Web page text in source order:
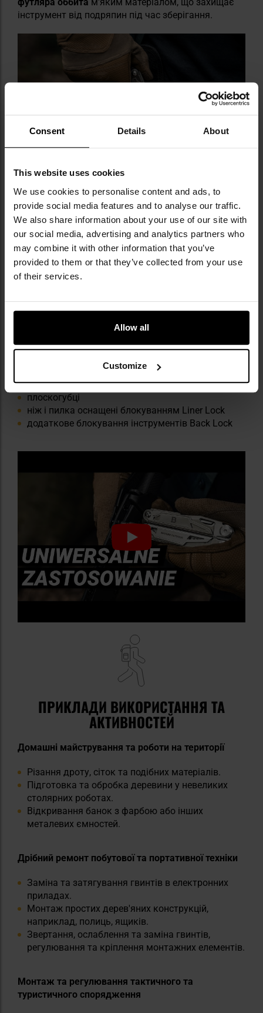
Consent Details About
This website uses cookies
We use cookies to personalise content and ads, to
provide social media features and to analyse our traffic.
We also share information about your use of our site with
our social media, advertising and analytics partners who
may combine it with other information that you’ve
provided to them or that they’ve collected from your use
of their services.
Allow all
Customize
інструмент від подряпин під час зберігання.
КЛЮЧОВІ ХАРАКТЕРИСТИКИ
каркас із нержавіючої сталі 420
лезо із нержавіючої сталі 7Cr17
нейлонова кобура
невелика вага
плоскогубці
ніж і пилка оснащені блокуванням Liner Lock
додаткове блокування інструментів Back Lock
ПРИКЛАДИ ВИКОРИСТАННЯ ТА
АКТИВНОСТЕЙ
Домашні майстрування та роботи на території
Різання дроту, сіток та подібних матеріалів.
Підготовка та обробка деревини у невеликих
столярних роботах.
Відкривання банок з фарбою або інших
металевих ємностей.
Дрібний ремонт побутової та портативної техніки
Заміна та затягування гвинтів в електронних
приладах.
Монтаж простих дерев'яних конструкцій,
наприклад, полиць, ящиків.
Звертання, ослаблення та заміна гвинтів,
регулювання та кріплення монтажних елементів.
Монтаж та регулювання тактичного та
туристичного спорядження